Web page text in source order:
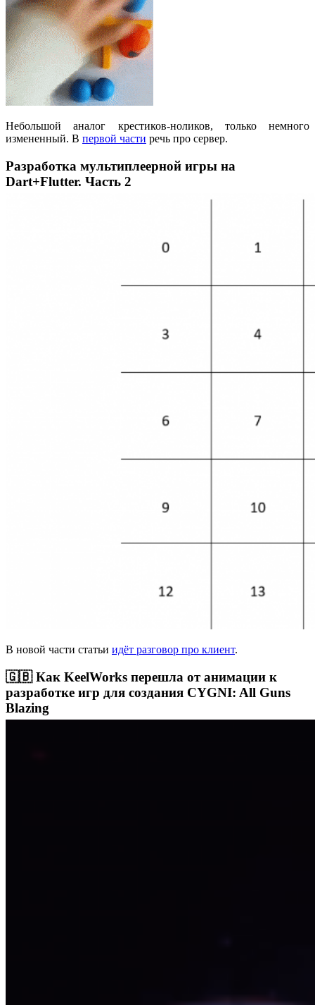
Небольшой аналог крестиков-ноликов, только немного
измененный. В первой части речь про сервер.
Разработка мультиплеерной игры на
Dart+Flutter. Часть 2
В новой части статьи идёт разговор про клиент.
🇬🇧 Как KeelWorks перешла от анимации к
разработке игр для создания CYGNI: All Guns
Blazing